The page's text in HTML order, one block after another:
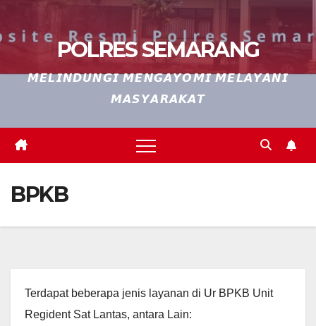
POLRES SEMARANG
𝙈𝙀𝙇𝙄𝙉𝘿𝙐𝙉𝙂𝙄 𝙈𝙀𝙉𝙂𝘼𝙔𝙊𝙈𝙄 𝙈𝙀𝙇𝘼𝙔𝘼𝙉𝙄
𝙈𝘼𝙎𝙔𝘼𝙍𝘼𝙆𝘼𝙏
BPKB
Terdapat beberapa jenis layanan di Ur BPKB Unit
Regident Sat Lantas, antara Lain: